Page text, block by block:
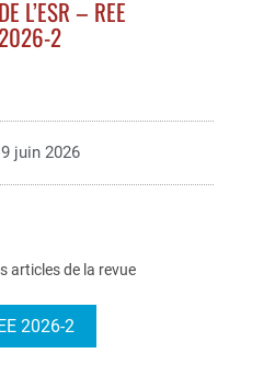
L’ESR – REE
2026-2
9 juin 2026
articles de la revue
2026-2